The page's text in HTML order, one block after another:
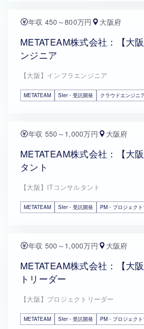
年収 450～800万円 大阪府
METATEAM株式会社：【大
ンジニア
【大阪】インフラエンジニア
METATEAM SIer・受託開発 クラウドエンジニ
年収 550～1,000万円 大阪府
METATEAM株式会社：【大
タント
【大阪】ITコンサルタント
METATEAM SIer・受託開発 PM・プロジェク
年収 500～1,000万円 大阪府
METATEAM株式会社：【大
トリーダー
【大阪】プロジェクトリーダー
METATEAM SIer・受託開発 PM・プロジェク